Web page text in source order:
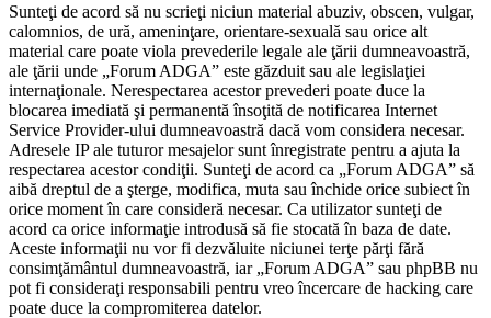
Sunteţi de acord să nu scrieţi niciun material abuziv, obscen, vulgar,
calomnios, de ură, ameninţare, orientare-sexuală sau orice alt
material care poate viola prevederile legale ale ţării dumneavoastră,
ale ţării unde „Forum ADGA” este găzduit sau ale legislaţiei
internaţionale. Nerespectarea acestor prevederi poate duce la
blocarea imediată şi permanentă însoţită de notificarea Internet
Service Provider-ului dumneavoastră dacă vom considera necesar.
Adresele IP ale tuturor mesajelor sunt înregistrate pentru a ajuta la
respectarea acestor condiţii. Sunteţi de acord ca „Forum ADGA” să
aibă dreptul de a şterge, modifica, muta sau închide orice subiect în
orice moment în care consideră necesar. Ca utilizator sunteţi de
acord ca orice informaţie introdusă să fie stocată în baza de date.
Aceste informaţii nu vor fi dezvăluite niciunei terţe părţi fără
consimţământul dumneavoastră, iar „Forum ADGA” sau phpBB nu
pot fi consideraţi responsabili pentru vreo încercare de hacking care
poate duce la compromiterea datelor.